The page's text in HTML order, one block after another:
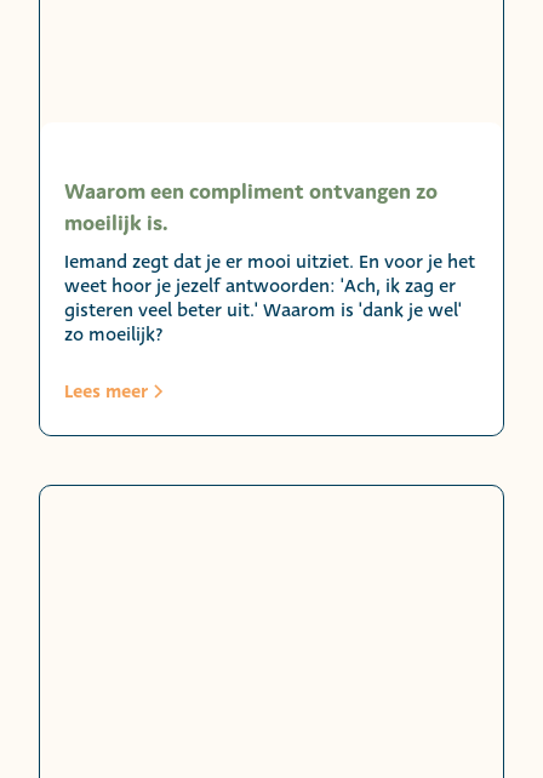
Waarom een compliment ontvangen zo
moeilijk is.
Iemand zegt dat je er mooi uitziet. En voor je het
weet hoor je jezelf antwoorden: 'Ach, ik zag er
gisteren veel beter uit.' Waarom is 'dank je wel'
zo moeilijk?
Lees meer